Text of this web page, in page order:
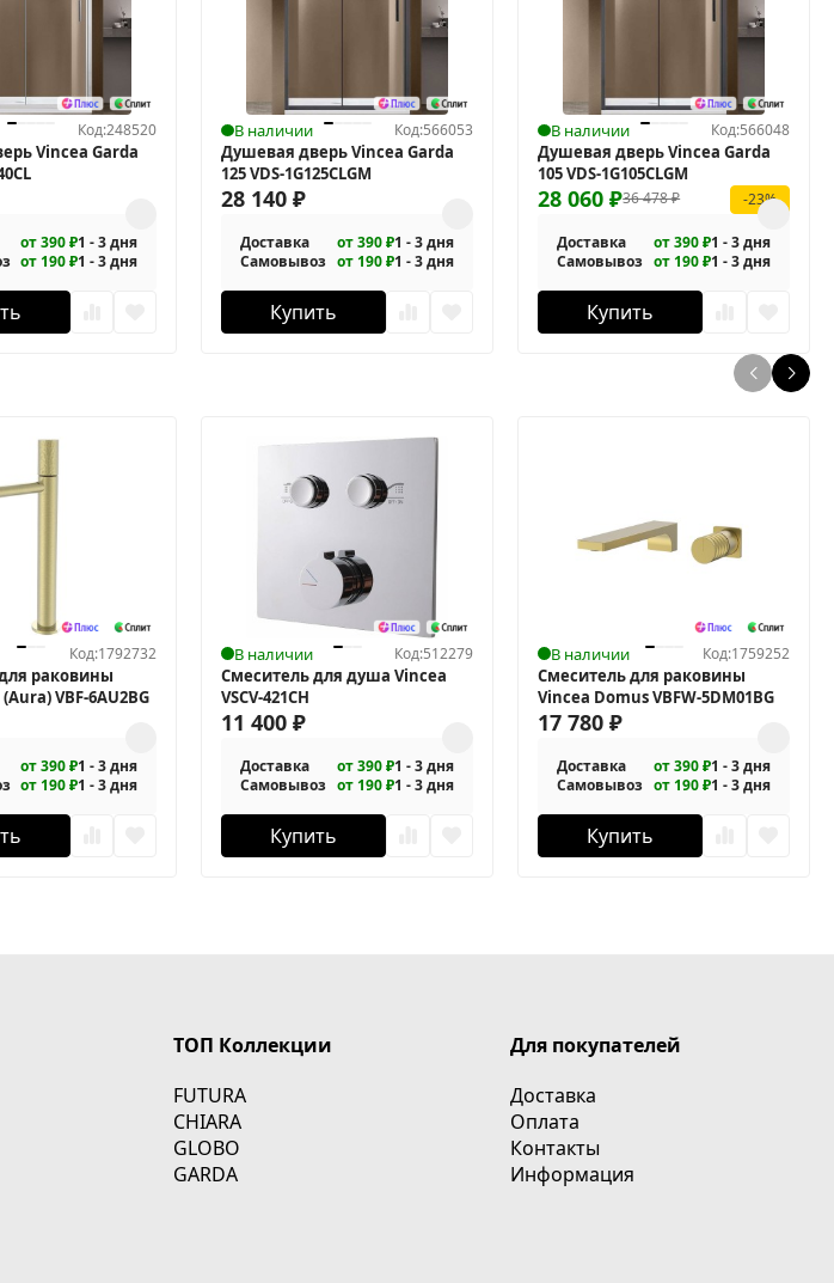
Код:248520
Vincea Garda
от 390 ₽1 - 3 дня
от 190 ₽1 - 3 дня
В наличии Код:566053
Душевая дверь Vincea Garda
125 VDS-1G125CLGM
28 140₽
Доставка от 390 ₽1 - 3 дня
Самовывоз от 190 ₽1 - 3 дня
Купить
В наличии Код:566048
Душевая дверь Vincea Garda
105 VDS-1G105CLGM
36 478₽
28 060₽ -23%
Доставка от 390 ₽1 - 3 дня
Самовывоз от 190 ₽1 - 3 дня
Купить
Код:1792732
раковины
VBF-6AU2BG
от 390 ₽1 - 3 дня
от 190 ₽1 - 3 дня
В наличии Код:512279
Смеситель для душа Vincea
VSCV-421CH
11 400₽
Доставка от 390 ₽1 - 3 дня
Самовывоз от 190 ₽1 - 3 дня
Купить
В наличии Код:1759252
Смеситель для раковины
Vincea Domus VBFW-5DM01BG
17 780₽
Доставка от 390 ₽1 - 3 дня
Самовывоз от 190 ₽1 - 3 дня
Купить
ТОП Коллекции
FUTURA
CHIARA
GLOBO
GARDA
Для покупателей
Доставка
Оплата
Контакты
Информация